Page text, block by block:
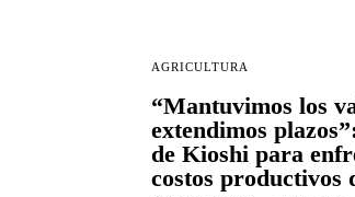
AGRICULTURA
“Mantuvimos los
extendimos
de Kioshi para
costos productivos